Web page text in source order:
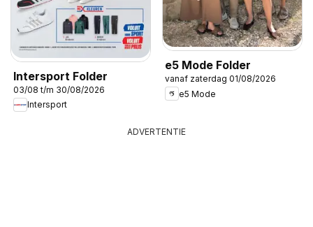
Intersport Folder
03/08 t/m 30/08/2026
Intersport
e5 Mode Folder
vanaf zaterdag 01/08/2026
e5 Mode
ADVERTENTIE